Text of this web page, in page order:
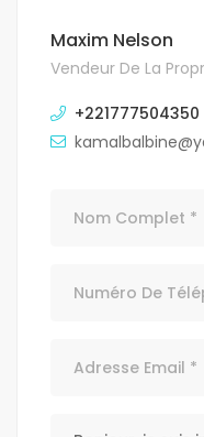
Maxim Nelson
Vendeur De La
+221777504350